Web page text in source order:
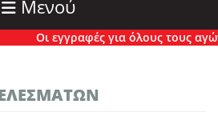
Μενού
Οι εγγραφές για όλους τους